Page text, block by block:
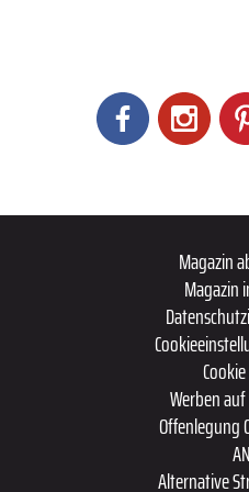
Magazin
Magazin
Werben
Offenlegung
Alternative